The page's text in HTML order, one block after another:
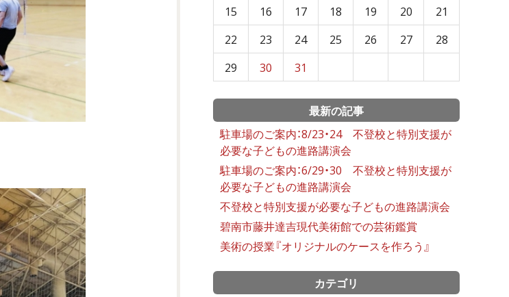
15
16 17 18 19 20
21
22
23 24 25 26 27
28
29
30 31
最新の記事
駐車場のご案内：8/23・24 不登校と特別支援が
必要な子どもの進路講演会
駐車場のご案内：6/29・30 不登校と特別支援が
必要な子どもの進路講演会
不登校と特別支援が必要な子どもの進路講演会
碧南市藤井達吉現代美術館での芸術鑑賞
美術の授業『オリジナルのケースを作ろう』
カテゴリ